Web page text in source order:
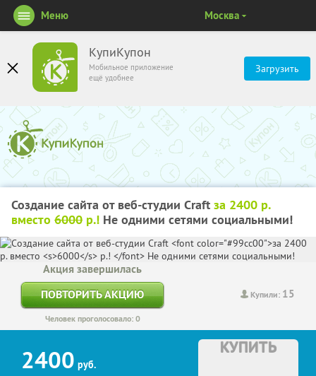
КупиКупон
Мобильное приложение
ещё удобнее
Загрузить
Меню Москва
Создание сайта от веб-студии Craft за 2400 р.
вместо 6000 р.! Не одними сетями социальными!
Купили: 15
Акция завершилась
ПОВТОРИТЬ АКЦИЮ
Человек проголосовало: 0
2400 руб.
КУПИТЬ